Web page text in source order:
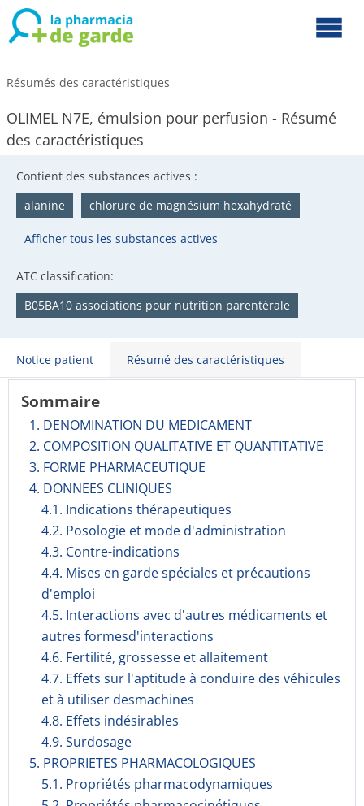
Résumés des caractéristiques
OLIMEL N7E, émulsion pour perfusion - Résumé
des caractéristiques
Contient des substances actives :
alanine
chlorure de magnésium hexahydraté
Afficher tous les substances actives
ATC classification:
B05BA10 associations pour nutrition parentérale
Notice patient Résumé des caractéristiques
Sommaire
1. DENOMINATION DU MEDICAMENT
2. COMPOSITION QUALITATIVE ET QUANTITATIVE
3. FORME PHARMACEUTIQUE
4. DONNEES CLINIQUES
4.1. Indications thérapeutiques
4.2. Posologie et mode d'administration
4.3. Contre-indications
4.4. Mises en garde spéciales et précautions
d'emploi
4.5. Interactions avec d'autres médicaments et
autres formesd'interactions
4.6. Fertilité, grossesse et allaitement
4.7. Effets sur l'aptitude à conduire des véhicules
et à utiliser desmachines
4.8. Effets indésirables
4.9. Surdosage
5. PROPRIETES PHARMACOLOGIQUES
5.1. Propriétés pharmacodynami­ques